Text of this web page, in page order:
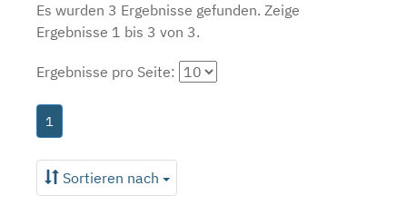
Es wurden 3 Ergebnisse gefunden. Zeige
Ergebnisse 1 bis 3 von 3.
Ergebnisse pro Seite:
1
Sortieren nach